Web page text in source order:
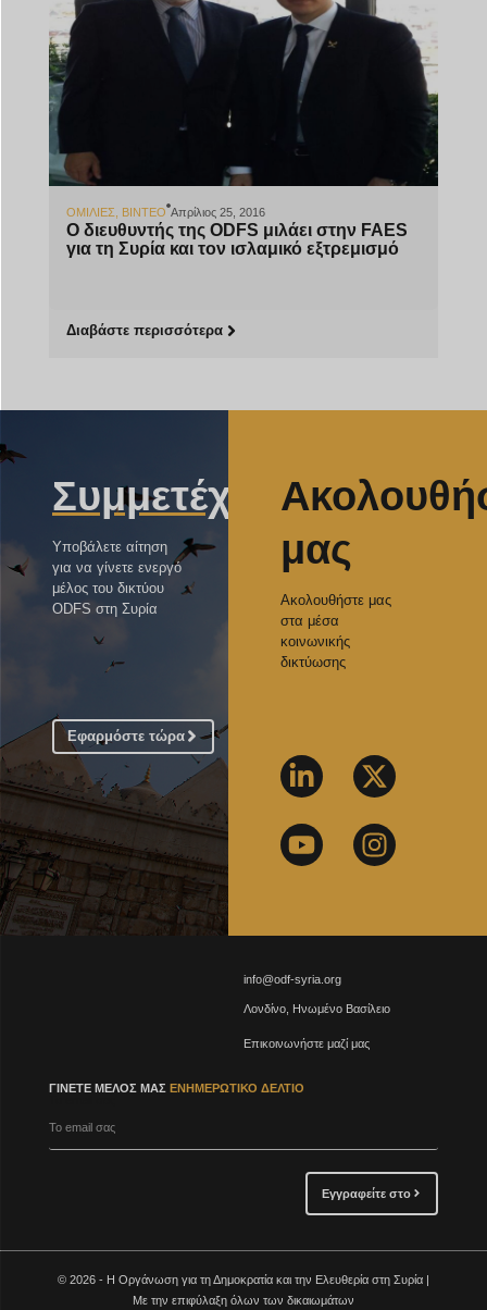
ΟΜΙΛΊΕΣ ΒΊΝΤΕΟ Απρίλιος 25, 2016
Ο διευθυντής της ODFS μιλάει στην FAES
για τη Συρία και τον ισλαμικό εξτρεμισμό
Διαβάστε περισσότερα
Συμμετέχετε
Υποβάλετε αίτηση
για να γίνετε ενεργό
μέλος του δικτύου
ODFS στη Συρία
Εφαρμόστε τώρα
μας
Ακολουθήστε μας
στα μέσα
κοινωνικής
δικτύωσης
info@odf-syria.org
Λονδίνο, Ηνωμένο Βασίλειο
Επικοινωνήστε μαζί μας
ΓΊΝΕΤΕ ΜΈΛΟΣ ΜΑΣ ΕΝΗΜΕΡΩΤΙΚΌ ΔΕΛΤΊΟ
Εγγραφείτε στο
© 2026 - Η Οργάνωση για τη Δημοκρατία και την Ελευθερία στη Συρία |
Με την επιφύλαξη όλων των δικαιωμάτων